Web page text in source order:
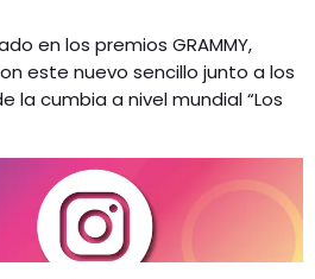
en los premios GRAMMY,
este nuevo sencillo junto a los
la cumbia a nivel mundial “Los